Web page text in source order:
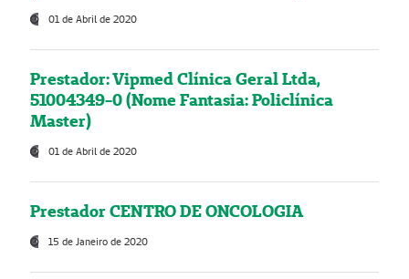
01 de Abril de 2020
Prestador: Vipmed Clínica Geral Ltda,
51004349-0 (Nome Fantasia: Policlínica
Master)
01 de Abril de 2020
Prestador CENTRO DE ONCOLOGIA
15 de Janeiro de 2020